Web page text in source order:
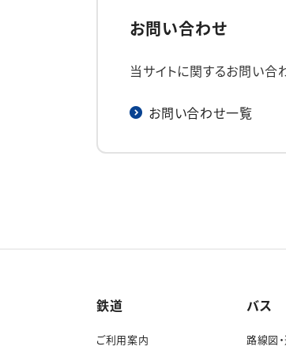
お問い合わせ
当サイトに関するお問い合
お問い合わせ一覧
鉄道
ご利用案内
バス
路線図